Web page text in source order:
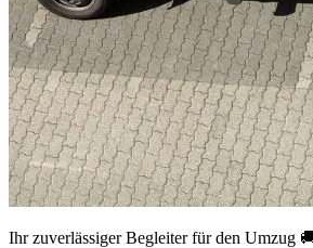
Ihr zuverlässiger Begleiter für den Umzug